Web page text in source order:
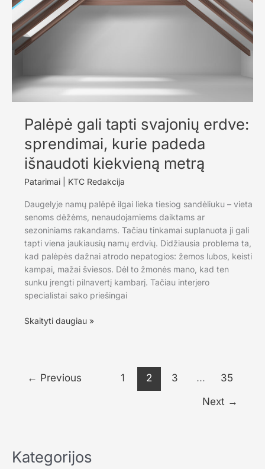
tikrųjų
pigiau
ir
kur
Palėpė gali tapti svajonių erdve:
sprendimai, kurie padeda
išnaudoti kiekvieną metrą
Patarimai KTC Redakcija
Daugelyje namų palėpė ilgai lieka tiesiog sandėliuku – vieta
senoms dėžėms, nenaudojamiems daiktams ar
sezoniniams rakandams. Tačiau tinkamai suplanuota ji gali
tapti viena jaukiausių namų erdvių. Didžiausia problema ta,
kad palėpės dažnai atrodo nepatogios: žemos lubos, keisti
kampai, mažai šviesos. Dėl to žmonės mano, kad ten
sunku įrengti pilnavertį kambarį. Tačiau interjero
specialistai sako priešingai
Palėpė
erdve:
sprendimai,
metrą
Skaityti daugiau »
← Previous 1 2 3 …
35
Next →
Kategorijos